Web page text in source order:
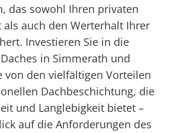
das sowohl Ihren privaten
auch den Werterhalt Ihrer
Investieren Sie in die
in Simmerath und
von den vielfältigen Vorteilen
Dachbeschichtung, die
und Langlebigkeit bietet –
auf die Anforderungen des